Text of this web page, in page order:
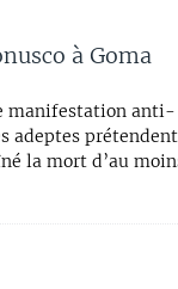
à Goma
manifestation anti-
adeptes prétendent
la mort d’au